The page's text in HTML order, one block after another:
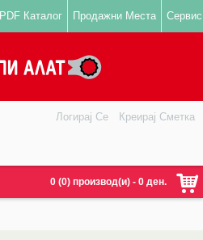
PDF Каталог Продажни Места Сервис
0 (0) производ(и) - 0 ден.
Логирај Се Креирај Сметка